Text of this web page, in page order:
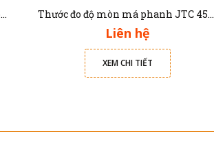
Máy hàn rút sửa chữa thân vỏ nhôm xe ô tô Solary AL7E Thước đo độ mòn má phanh JTC 4564
Liên hệ
XEM CHI TIẾT